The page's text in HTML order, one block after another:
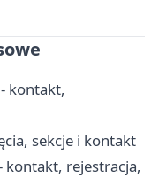
kontakt,
sekcje i kontakt
kontakt, rejestracja,